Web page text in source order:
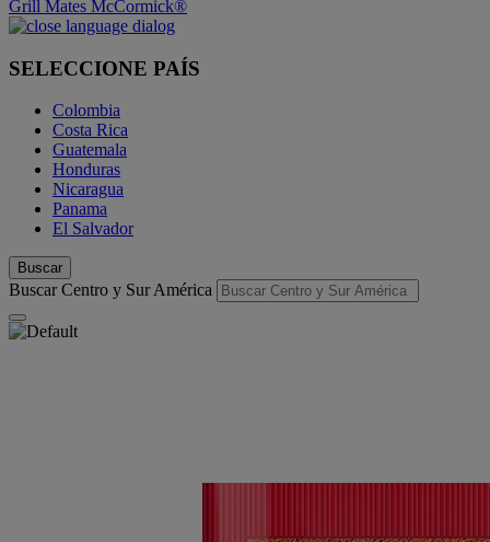
Grill Mates McCormick®
SELECCIONE PAÍS
Colombia
Costa Rica
Guatemala
Honduras
Nicaragua
Panama
El Salvador
Buscar
Buscar Centro y Sur América